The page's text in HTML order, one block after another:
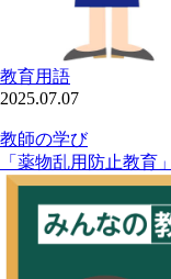
教育用語
2025.07.07
教師の学び
「薬物乱用防止教育